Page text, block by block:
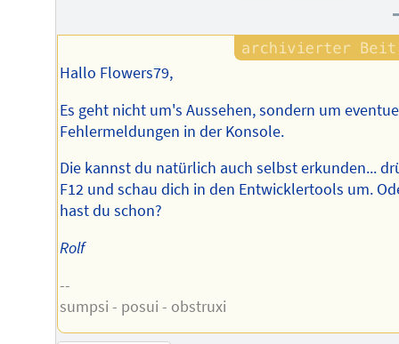
Hallo Flowers79,
Es geht nicht um's Aussehen, sondern um
Fehlermeldungen in der Konsole.
Die kannst du natürlich auch selbst erkunden...
F12 und schau dich in den Entwicklertools um.
hast du schon?
Rolf
--
sumpsi - posui - obstruxi